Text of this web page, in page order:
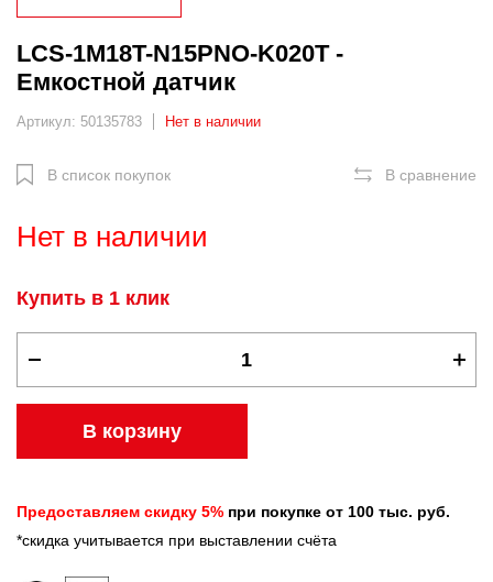
LCS-1M18T-N15PNO-K020T -
Емкостной датчик
Артикул: 50135783 Нет в наличии
В список покупок В сравнение
Нет в наличии
Купить в 1 клик
В корзину
Предоставляем скидку 5% при покупке от 100 тыс. руб.
*скидка учитывается при выставлении счёта